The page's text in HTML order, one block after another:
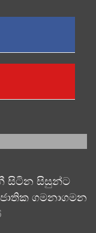
සිටින සිසුන්ට
ජාතික ගමනාගමන